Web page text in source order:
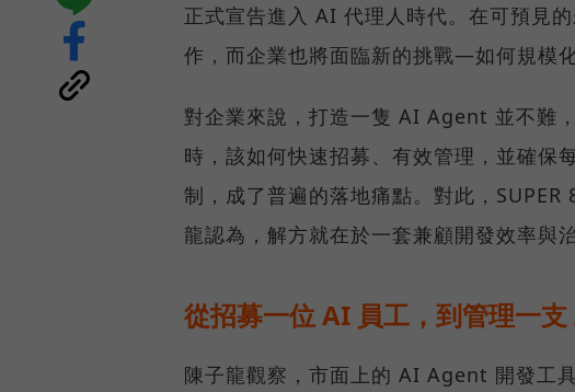
正式宣告進入 AI 代理人時代。在可預見
作，而企業也將面臨新的挑戰—如何規模
對企業來說，打造一隻 AI Agent 並不難
時，該如何快速招募、有效管理，並確保
制，成了普遍的落地痛點。對此，
龍認為，解方就在於一套兼顧開發效率與
從招募一位 AI 員工，到管理一
陳子龍觀察，市面上的 AI Agent 開發工